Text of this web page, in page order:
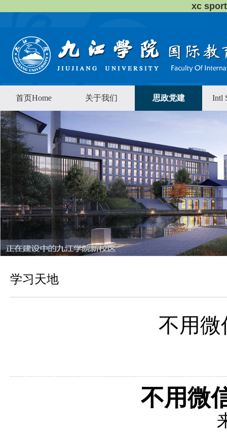
xc
首页Home 关于我们 思政党建 Intl
学习天地
不用微
不用微